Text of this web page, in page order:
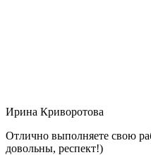
Ирина Криворотова
Отлично выполняете свою
довольны, респект!)